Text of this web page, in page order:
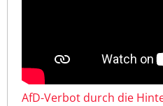
AfD-Verbot durch die